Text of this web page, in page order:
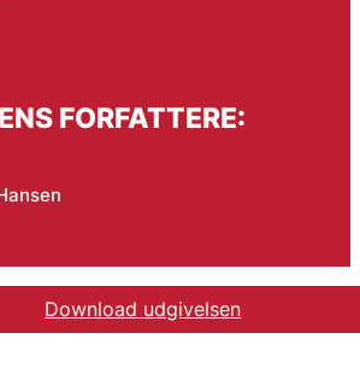
FORFATTERE:
Download udgivelsen